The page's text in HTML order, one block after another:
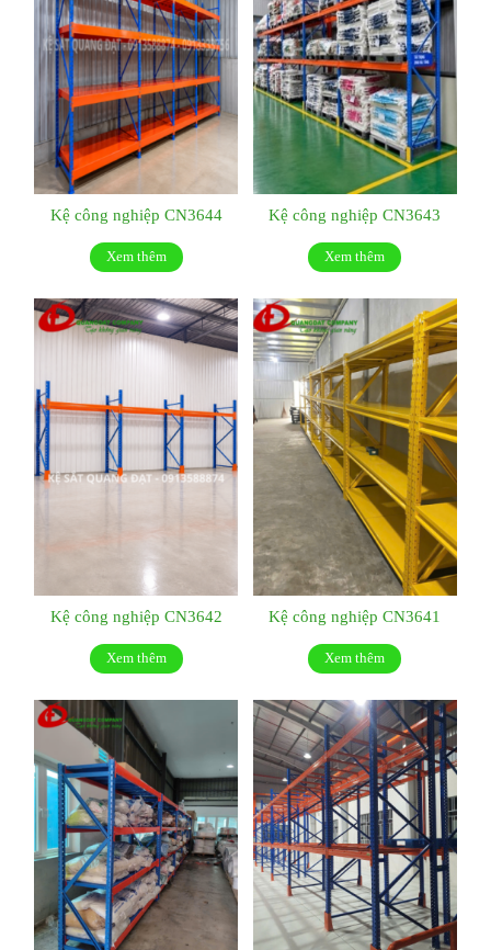
Kệ công nghiệp CN3644
Xem thêm
Kệ công nghiệp CN3643
Xem thêm
Kệ công nghiệp CN3642
Xem thêm
Kệ công nghiệp CN3641
Xem thêm